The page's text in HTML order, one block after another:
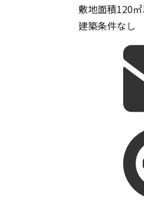
敷地面積120
建築条件なし